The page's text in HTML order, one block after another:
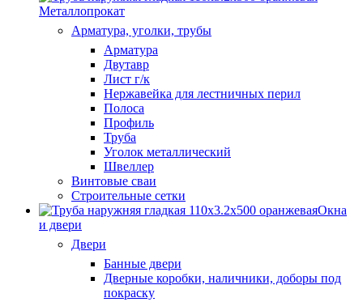
Металлопрокат
Арматура, уголки, трубы
Арматура
Двутавр
Лист г/к
Нержавейка для лестничных перил
Полоса
Профиль
Труба
Уголок металлический
Швеллер
Винтовые сваи
Строительные сетки
Окна
и двери
Двери
Банные двери
Дверные коробки, наличники, доборы под
покраску